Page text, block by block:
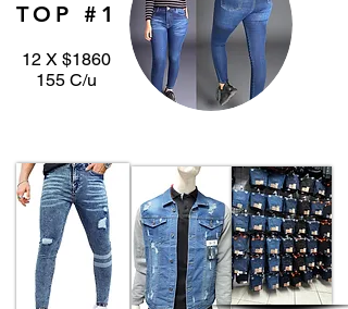
12 X $1860
155 C/u
TOP #1